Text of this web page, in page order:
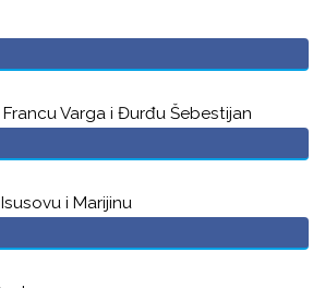
Varga i Đurđu Šebestijan
i Marijinu